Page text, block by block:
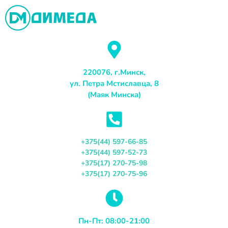
Перейти
содержимому
220076, г.Минск,
ул. Петра Мстиславца, 8
(Маяк Минска)
+375(44) 597-66-85
+375(44) 597-52-73
+375(17) 270-75-98
+375(17) 270-75-96
Пн-Пт: 08:00-21:00